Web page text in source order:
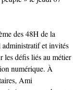
des 48H de la
administratif et invités
les défis liés au métier
numérique. À
Ami